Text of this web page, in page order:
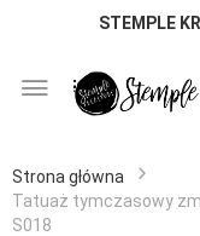
STEMPLE
Strona główna
Tatuaż tymczasowy
S018